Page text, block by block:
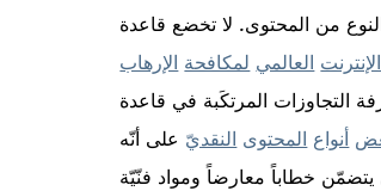
من المحتوى. لا تخضع قاعدة
الإنترنت العالمي لمكافحة الإرهاب
التجاوزات المرتكَبة في قاعدة
أنواع المحتوى النقدي على أنّه
خطاباً معارضاً ومواد فنّيّة